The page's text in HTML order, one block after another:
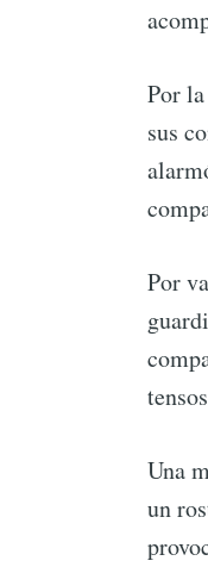
Por
sus
Por
Una
un